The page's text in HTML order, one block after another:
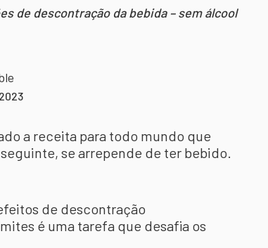
de descontração da bebida – sem álcool
a receita para todo mundo que
se arrepende de ter bebido.
de descontração
é uma tarefa que desafia os